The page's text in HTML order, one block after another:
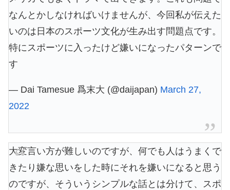
なんとかしなければいけませんが、今回私が伝えた
いのは日本のスポーツ文化が生み出す問題点です。
特にスポーツに入ったけど嫌いになったパターンで
す
— Dai Tamesue 爲末大 (@daijapan) March 27,
2022
大変言い方が難しいのですが、何でも人はうまくで
きたり嫌な思いをした時にそれを嫌いになると思う
のですが、そういうシンプルな話とは分けて、スポ